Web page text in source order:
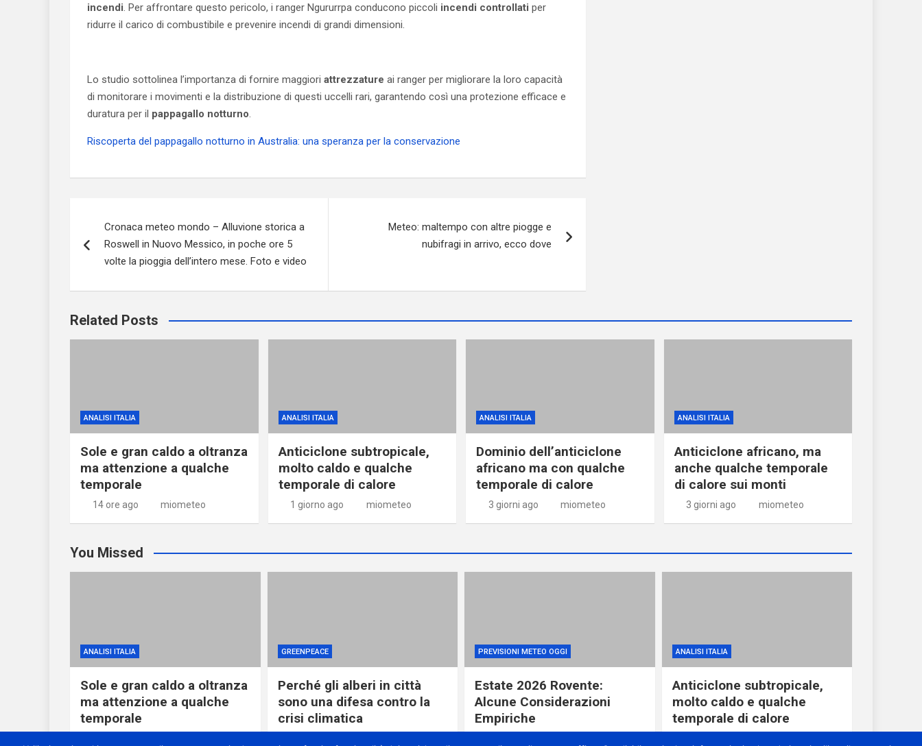
incendi. Per affrontare questo pericolo, i ranger Ngururrpa conducono piccoli incendi controllati per
ridurre il carico di combustibile e prevenire incendi di grandi dimensioni.
Lo studio sottolinea l’importanza di fornire maggiori attrezzature ai ranger per migliorare la loro capacità
di monitorare i movimenti e la distribuzione di questi uccelli rari, garantendo così una protezione efficace e
duratura per il pappagallo notturno.
Riscoperta del pappagallo notturno in Australia: una speranza per la conservazione
articoli
Cronaca meteo mondo – Alluvione storica a
Roswell in Nuovo Messico, in poche ore 5
volte la pioggia dell’intero mese. Foto e video
Meteo: maltempo con altre piogge e
nubifragi in arrivo, ecco dove
Related Posts
ANALISI ITALIA
Sole e gran caldo a oltranza
ma attenzione a qualche
temporale
14 ore ago miometeo
ANALISI ITALIA
Anticiclone subtropicale,
molto caldo e qualche
temporale di calore
1 giorno ago miometeo
ANALISI ITALIA
Dominio dell’anticiclone
africano ma con qualche
temporale di calore
3 giorni ago miometeo
ANALISI ITALIA
Anticiclone africano, ma
anche qualche temporale
di calore sui monti
3 giorni ago miometeo
You Missed
ANALISI ITALIA
Sole e gran caldo a oltranza
ma attenzione a qualche
temporale
GREENPEACE
Perché gli alberi in città
sono una difesa contro la
crisi climatica
PREVISIONI METEO OGGI
Estate 2026 Rovente:
Alcune Considerazioni
Empiriche
ANALISI ITALIA
Anticiclone subtropicale,
molto caldo e qualche
temporale di calore